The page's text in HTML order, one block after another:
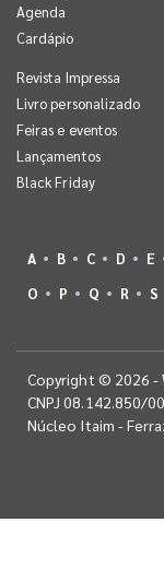
Agenda
Cardápio
Revista Impressa
Livro personalizado
Feiras e eventos
Lançamentos
Black Friday
A B C D E
O
P Q R S
Copyright © 2026 -
CNPJ 08.142.850/
Núcleo Itaim -